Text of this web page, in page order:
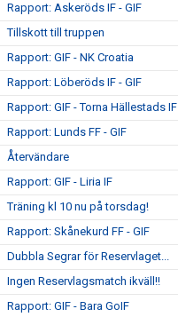
Rapport: Askeröds IF - GIF
Tillskott till truppen
Rapport: GIF - NK Croatia
Rapport: Löberöds IF - GIF
Rapport: GIF - Torna Hällestads IF
Rapport: Lunds FF - GIF
Återvändare
Rapport: GIF - Liria IF
Träning kl 10 nu på torsdag!
Rapport: Skånekurd FF - GIF
Dubbla Segrar för Reservlaget...
Ingen Reservlagsmatch ikväll!!
Rapport: GIF - Bara GoIF